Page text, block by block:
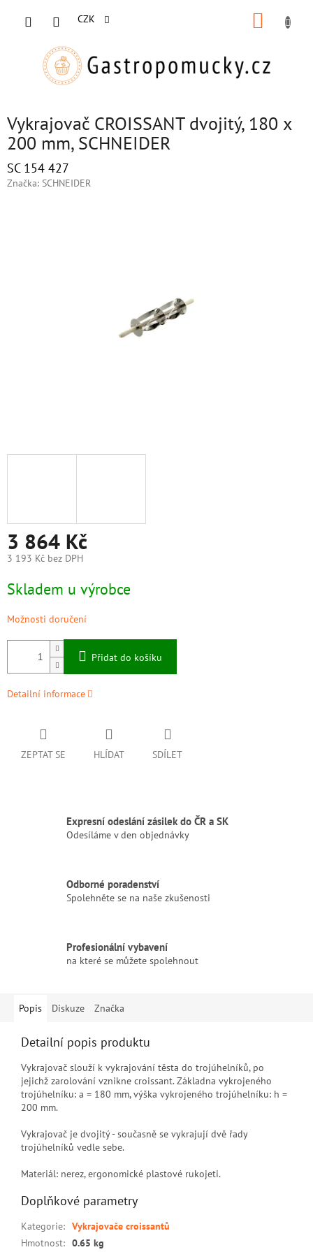
CZK
Vykrajovač CROISSANT dvojitý, 180 x
200 mm, SCHNEIDER
SC 154 427
Značka: SCHNEIDER
3 864 Kč
3 193 Kč bez DPH
cena:
Skladem u výrobce
Možnosti doručení
Přidat do košíku
Detailní informace
ZEPTAT SE HLÍDAT SDÍLET
Expresní odeslání zásilek do ČR a SK
Odesíláme v den objednávky
Odborné poradenství
Spolehněte se na naše zkušenosti
Profesionální vybavení
na které se můžete spolehnout
Popis Diskuze Značka
Detailní popis produktu
Vykrajovač slouží k vykrajování těsta do trojúhelníků, po
jejichž zarolování vznikne croissant. Základna vykrojeného
trojúhelníku: a = 180 mm, výška vykrojeného trojúhelníku: h =
200 mm.
Vykrajovač je dvojitý - současně se vykrajují dvě řady
trojúhelníků vedle sebe.
Materiál: nerez, ergonomické plastové rukojeti.
Doplňkové parametry
Kategorie: Vykrajovače croissantů
Hmotnost: 0.65 kg